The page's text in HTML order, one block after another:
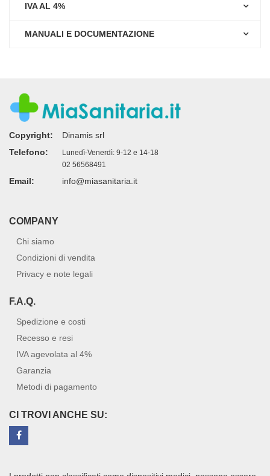
IVA AL 4%
MANUALI E DOCUMENTAZIONE
Copyright:
Dinamis srl
Telefono:
Lunedì-Venerdì: 9-12 e 14-18
02 56568491
Email: info@miasanitaria.it
COMPANY
Chi siamo
Condizioni di vendita
Privacy e note legali
F.A.Q.
Spedizione e costi
Recesso e resi
IVA agevolata al 4%
Garanzia
Metodi di pagamento
CI TROVI ANCHE SU: